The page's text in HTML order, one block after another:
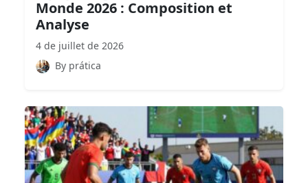
Monde 2026 : Composition et
Analyse
4 de juillet de 2026
By prática